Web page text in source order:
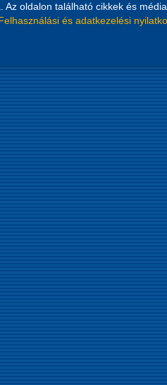
oldalon található cikkek és
és adatkezelési